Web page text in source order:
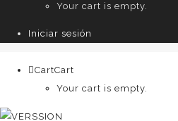
Your cart is empty.
Iniciar sesión
CartCart
Your cart is empty.